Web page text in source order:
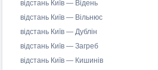
відстань Київ — Відень
відстань Київ — Вільнюс
відстань Київ — Дублін
відстань Київ — Загреб
відстань Київ — Кишинів